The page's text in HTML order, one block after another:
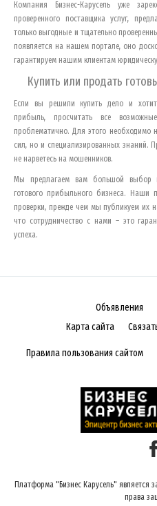
Компания Бизнес-Карусель уже
проверенного поставщика услуг,
только выгодные и тщательно
появляется на нашем портале, оно
гарантируем нашим клиентам
Купить или продать
Если вы решили купить дело и
прибыль, просчитать все
проблематично. Для этого необходимо
сил, но и специализированных знаний.
не нарветесь на мошенников.
Мы предлагаем вам большой выбор
готового прибыльного бизнеса. Наши
проверки, прежде чем мы публикуем их
что сотрудничество с нами – это
успеха.
Объявления
Карта сайта
Правила пользования сайтом
Платформа "Бизнес Карусель" является
права